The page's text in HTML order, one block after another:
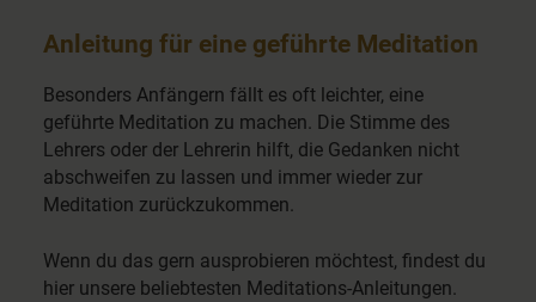
Anleitung für eine geführte Meditation
Besonders Anfängern fällt es oft leichter, eine
geführte Meditation zu machen. Die Stimme des
Lehrers oder der Lehrerin hilft, die Gedanken nicht
abschweifen zu lassen und immer wieder zur
Meditation zurückzukommen.
Wenn du das gern ausprobieren möchtest, findest du
hier unsere beliebtesten Meditations-Anleitungen.